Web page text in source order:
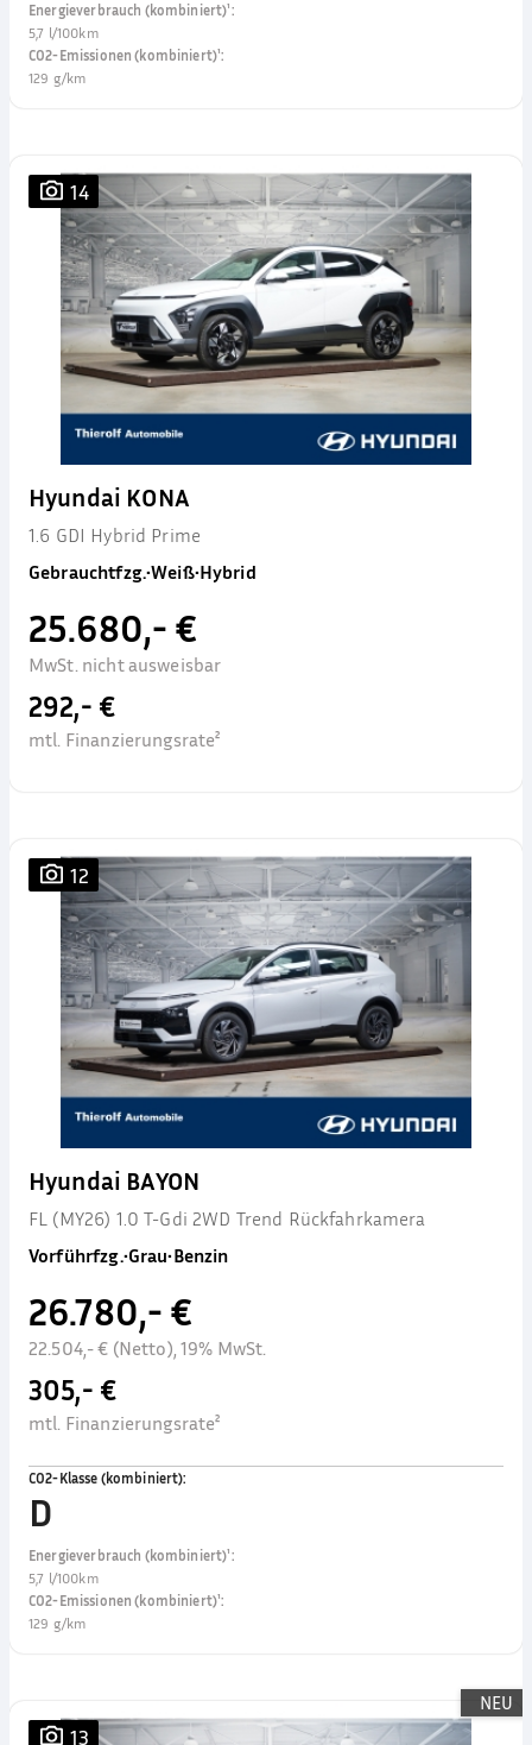
Energieverbrauch (kombiniert)¹:
5,7 l/100km
CO2-Emissionen (kombiniert)¹:
129 g/km
14
Hyundai KONA
1.6 GDI Hybrid Prime
Gebrauchtfzg.•Weiß•Hybrid
25.680,- €
MwSt. nicht ausweisbar
292,- €
mtl. Finanzierungsrate²
12
Hyundai BAYON
FL (MY26) 1.0 T-Gdi 2WD Trend Rückfahrkamera
Vorführfzg.•Grau•Benzin
26.780,- €
22.504,- € (Netto), 19% MwSt.
305,- €
mtl. Finanzierungsrate²
CO2-Klasse (kombiniert):
D
Energieverbrauch (kombiniert)¹:
5,7 l/100km
CO2-Emissionen (kombiniert)¹:
129 g/km
NEU
13